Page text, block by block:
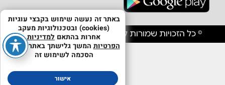
© כל הזכויות שמורות לחברת אולפון יבוא וסחר בע"מ
באתר זה נעשה שימוש בקבצי עוגיות
(cookies) ובטכנולוגיות מעקב
אחרות בהתאם למדיניות
הפרטיות המשך גלישתך באתר מהווה
הסכמה לשימוש זה
אישור